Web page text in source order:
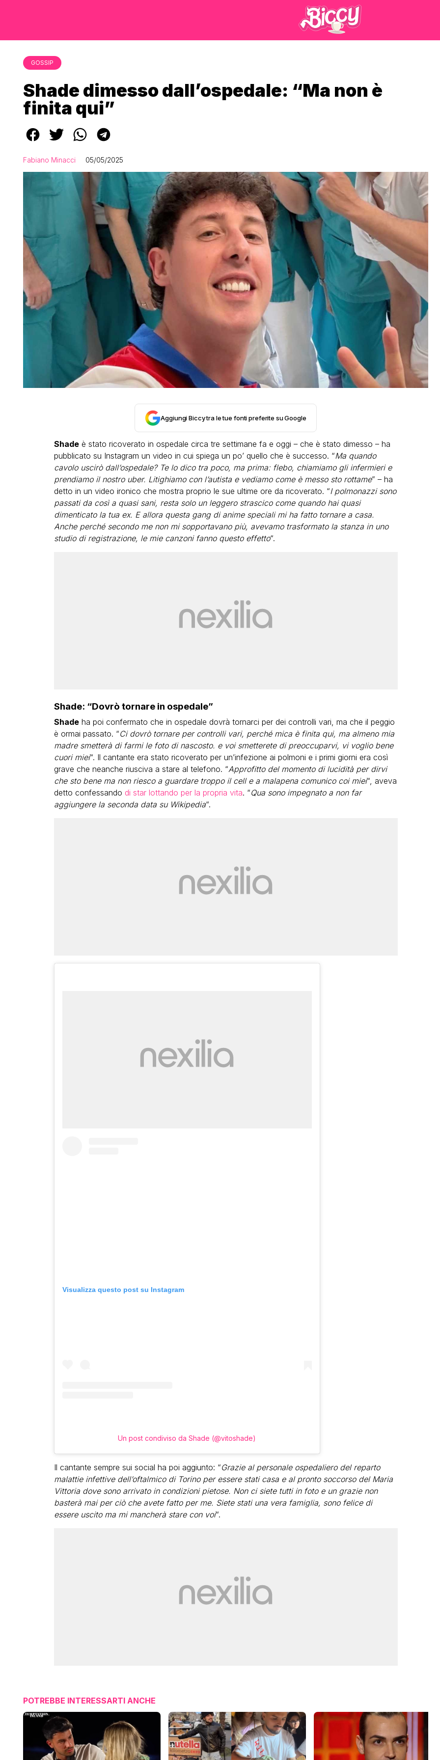
GOSSIP
Shade dimesso dall’ospedale: “Ma non è
finita qui”
Fabiano Minacci 05/05/2025
Aggiungi Biccy tra le tue fonti preferite su Google
Shadeè stato ricoverato in ospedale circa tre settimane fa e oggi – che è stato dimesso – ha
pubblicato su Instagram un video in cui spiega un po’ quello che è successo. “Ma quando
cavolo uscirò dall’ospedale? Te lo dico tra poco, ma prima: flebo, chiamiamo gli infermieri e
prendiamo il nostro uber. Litighiamo con l’autista e vediamo come è messo sto rottame” – ha
detto in un video ironico che mostra proprio le sue ultime ore da ricoverato. “I polmonazzi sono
passati da così a quasi sani, resta solo un leggero strascico come quando hai quasi
dimenticato la tua ex. E allora questa gang di anime speciali mi ha fatto tornare a casa.
Anche perché secondo me non mi sopportavano più, avevamo trasformato la stanza in uno
studio di registrazione, le mie canzoni fanno questo effetto“.
Shade: “Dovrò tornare in ospedale”
Shadeha poi confermato che in ospedale dovrà tornarci per dei controlli vari, ma che il peggio
è ormai passato. “Ci dovrò tornare per controlli vari, perché mica è finita qui, ma almeno mia
madre smetterà di farmi le foto di nascosto. e voi smetterete di preoccuparvi, vi voglio bene
cuori miei“. Il cantante era stato ricoverato per un’infezione ai polmoni e i primi giorni era così
grave che neanche riusciva a stare al telefono. “Approfitto del momento di lucidità per dirvi
che sto bene ma non riesco a guardare troppo il cell e a malapena comunico coi miei“, aveva
detto confessando di star lottando per la propria vita. “Qua sono impegnato a non far
aggiungere la seconda data su Wikipedia“.
Visualizza questo post su Instagram
Un post condiviso da Shade (@vitoshade)
Il cantante sempre sui social ha poi aggiunto: “Grazie al personale ospedaliero del reparto
malattie infettive dell’oftalmico di Torino per essere stati casa e al pronto soccorso del Maria
Vittoria dove sono arrivato in condizioni pietose. Non ci siete tutti in foto e un grazie non
basterà mai per ciò che avete fatto per me. Siete stati una vera famiglia, sono felice di
essere uscito ma mi mancherà stare con voi“.
POTREBBE INTERESSARTI ANCHE